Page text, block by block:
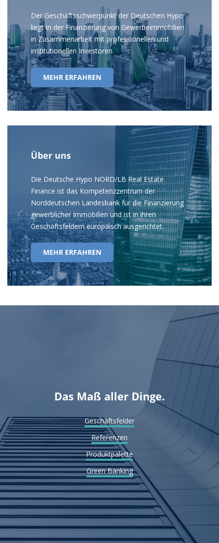
Der Geschäftsschwerpunkt der Deutschen Hypo
liegt in der Finanzierung von Gewerbeimmobilien
in Zusammenarbeit mit professionellen und
institutionellen Investoren.
MEHR ERFAHREN
Über uns
Die Deutsche Hypo NORD/LB Real Estate
Finance ist das Kompetenzzentrum der
Norddeutschen Landesbank für die Finanzierung
gewerblicher Immobilien und ist in ihren
Geschäftsfeldern europäisch ausgerichtet.
MEHR ERFAHREN
Das Maß aller Dinge.
Geschäftsfelder
Referenzen
Produktpalette
Green Banking